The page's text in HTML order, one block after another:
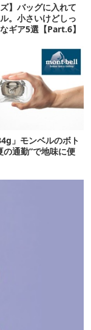
ズ】バッグに入れて
。小さいけどしっ
ギア5選【Part.6】
」モンベルのボト
の通勤”で地味に便